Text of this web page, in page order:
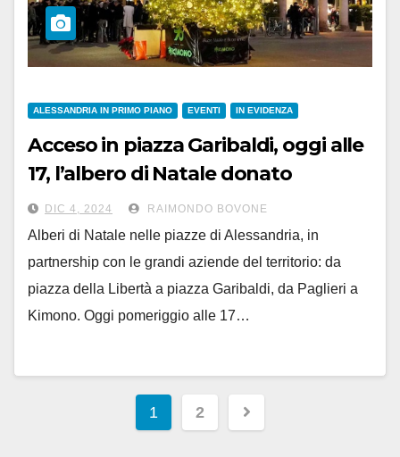
ALESSANDRIA IN PRIMO PIANO EVENTI IN EVIDENZA
Acceso in piazza Garibaldi, oggi alle
17, l’albero di Natale donato
dall’azienda Kimono
DIC 4, 2024 RAIMONDO BOVONE
Alberi di Natale nelle piazze di Alessandria, in
partnership con le grandi aziende del territorio: da
piazza della Libertà a piazza Garibaldi, da Paglieri a
Kimono. Oggi pomeriggio alle 17…
Paginazione
1 2